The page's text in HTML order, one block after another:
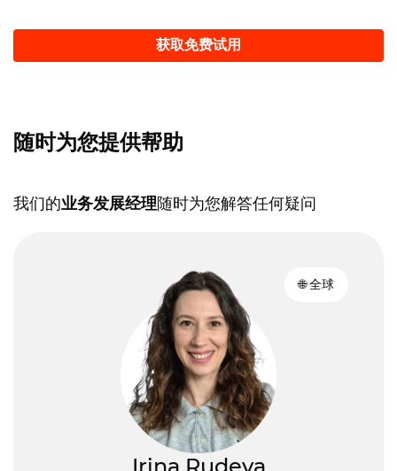
获取免费试用
随时为您提供帮助
我们的业务发展经理随时为您解答任何疑问
🌐 全球
安